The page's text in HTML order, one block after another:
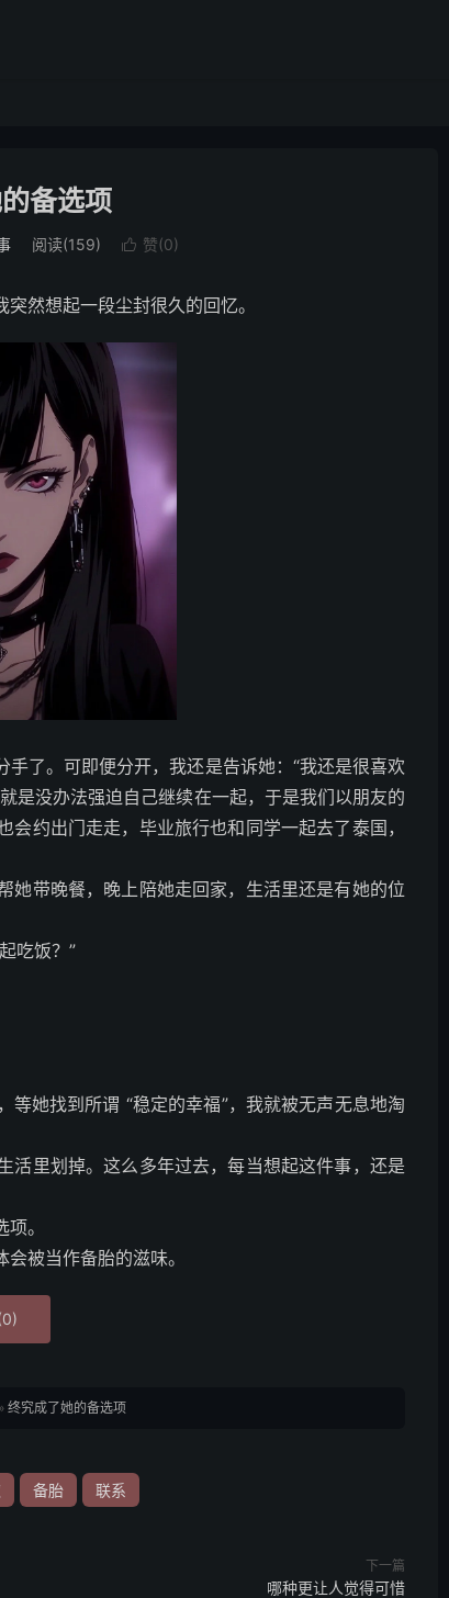
备选项
阅读(159)  赞(0)
然想起一段尘封很久的回忆。
了。可即便分开，我还是告诉她：“我还是很喜欢
是没办法强迫自己继续在一起，于是我们以朋友的
约出门走走，毕业旅行也和同学一起去了泰国，
她带晚餐，晚上陪她走回家，生活里还是有她的位
吃饭？”
她找到所谓 “稳定的幸福”，我就被无声无息地淘
活里划掉。这么多年过去，每当想起这件事，还是
。
被当作备胎的滋味。
0)
» 终究成了她的备选项
备胎 联系
下一篇
哪种更让人觉得可惜